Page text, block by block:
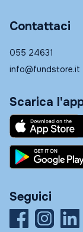
Contattaci
055 24631
info@fundstore.it
Scarica
Seguici